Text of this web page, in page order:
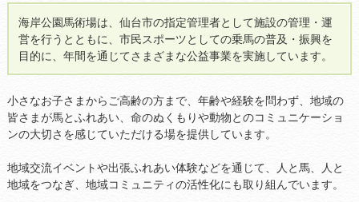
海岸公園馬術場は、仙台市の指定管理者として施設の管理・運
営を行うとともに、市民スポーツとしての乗馬の普及・振興を
目的に、年間を通じてさまざまな公益事業を実施しています。
小さなお子さまからご高齢の方まで、年齢や経験を問わず、地域の
皆さまが馬とふれあい、命のぬくもりや動物とのコミュニケーショ
ンの大切さを感じていただける場を提供しています。
地域交流イベントや出張ふれあい体験などを通じて、人と馬、人と
地域をつなぎ、地域コミュニティの活性化にも取り組んでいます。